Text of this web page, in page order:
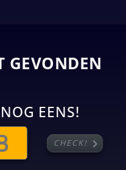
GEVONDEN
EENS!
CHECK! chevron_right